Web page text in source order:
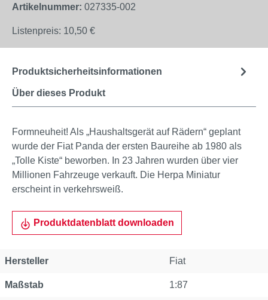
Artikelnummer: 027335-002
Listenpreis: 10,50 €
Über dieses Produkt
Produktsicherheitsinformationen
Formneuheit! Als „Haushaltsgerät auf Rädern“ geplant
wurde der Fiat Panda der ersten Baureihe ab 1980 als
„Tolle Kiste“ beworben. In 23 Jahren wurden über vier
Millionen Fahrzeuge verkauft. Die Herpa Miniatur
erscheint in verkehrsweiß.
Produktdatenblatt downloaden
Hersteller Fiat
Maßstab 1:87